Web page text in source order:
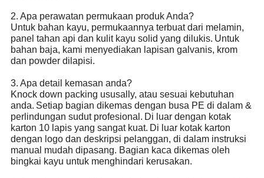
2. Apa perawatan permukaan produk Anda?
Untuk bahan kayu, permukaannya terbuat dari melamin,
panel tahan api dan kulit kayu solid yang dilukis. Untuk
bahan baja, kami menyediakan lapisan galvanis, krom
dan powder dilapisi.
3. Apa detail kemasan anda?
Knock down packing ususally, atau sesuai kebutuhan
anda. Setiap bagian dikemas dengan busa PE di dalam &
perlindungan sudut profesional. Di luar dengan kotak
karton 10 lapis yang sangat kuat. Di luar kotak karton
dengan logo dan deskripsi pelanggan, di dalam instruksi
manual mudah dipasang. Bagian kaca dikemas oleh
bingkai kayu untuk menghindari kerusakan.